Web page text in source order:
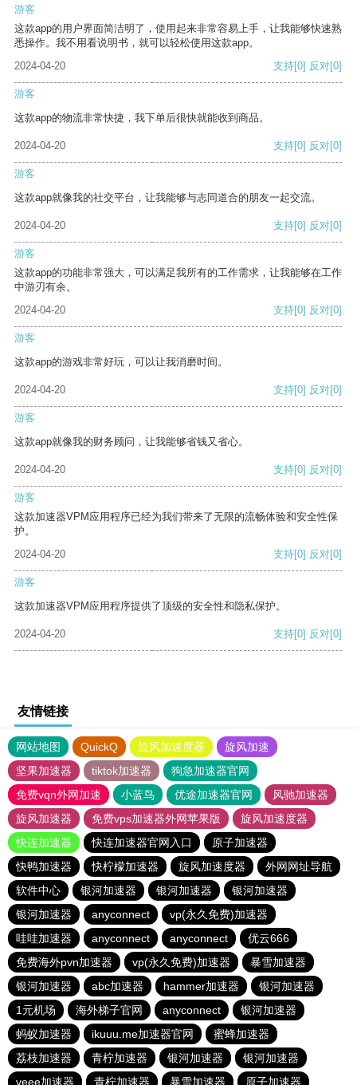
游客
这款app的用户界面简洁明了，使用起来非常容易上手，让我能够快速熟
悉操作。我不用看说明书，就可以轻松使用这款app。
2024-04-20
支持[0] 反对[0]
游客
这款app的物流非常快捷，我下单后很快就能收到商品。
2024-04-20 支持[0] 反对[0]
游客
这款app就像我的社交平台，让我能够与志同道合的朋友一起交流。
2024-04-20 支持[0] 反对[0]
游客
这款app的功能非常强大，可以满足我所有的工作需求，让我能够在工作
中游刃有余。
2024-04-20
支持[0] 反对[0]
游客
这款app的游戏非常好玩，可以让我消磨时间。
2024-04-20 支持[0] 反对[0]
游客
这款app就像我的财务顾问，让我能够省钱又省心。
2024-04-20 支持[0] 反对[0]
游客
这款加速器VPM应用程序已经为我们带来了无限的流畅体验和安全性保
护。
2024-04-20
支持[0] 反对[0]
游客
这款加速器VPM应用程序提供了顶级的安全性和隐私保护。
2024-04-20 支持[0] 反对[0]
友情链接
网站地图 QuickQ 旋风加速度器
旋风加速
坚果加速器
tiktok加速器
狗急加速器官网
免费vqn外网加速
小蓝鸟 优途加速器官网
风驰加速器
旋风加速器
免费vps加速器外网苹果版
旋风加速度器
快连加速器
快连加速器官网入口
原子加速器
快鸭加速器
快柠檬加速器 旋风加速度器
外网网址导航
软件中心
银河加速器 银河加速器
银河加速器
银河加速器
anyconnect
vp(永久免费)加速器
哇哇加速器
anyconnect anyconnect
优云666
免费海外pvn加速器
vp(永久免费)加速器
暴雪加速器
银河加速器
abc加速器 hammer加速器
银河加速器
1元机场
海外梯子官网 anyconnect
银河加速器
蚂蚁加速器
ikuuu.me加速器官网
蜜蜂加速器
荔枝加速器
青柠加速器 银河加速器
银河加速器
veee加速器
青柠加速器 暴雪加速器 原子加速器